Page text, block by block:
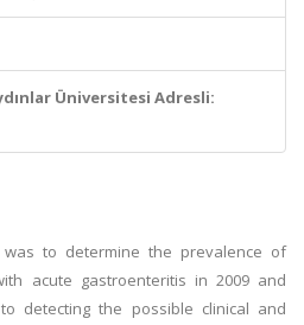
Üniversitesi Adresli:
to determine the prevalence of
acute gastroenteritis in 2009 and
detecting the possible clinical and